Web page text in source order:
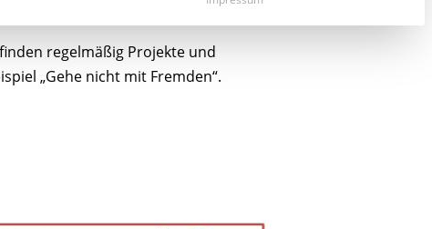
regelmäßig Projekte und
„Gehe nicht mit Fremden“.